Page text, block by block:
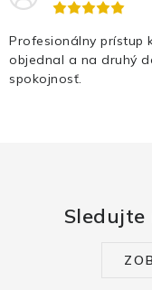
Profesionálny prístup
objednal a na druhý
spokojnosť.